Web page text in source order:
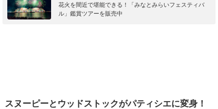
花火を間近で堪能できる！「みなとみらいフェスティバ
ル」鑑賞ツアーを販売中
スヌーピーとウッドストックがパティシエに変身！